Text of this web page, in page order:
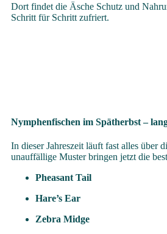
Dort findet die Äsche Schutz und
Schritt für Schritt zufriert.
Nymphenfischen im Spätherbst –
In dieser Jahreszeit läuft fast alles über
unauffällige Muster bringen jetzt die
Pheasant Tail
Hare’s Ear
Zebra Midge